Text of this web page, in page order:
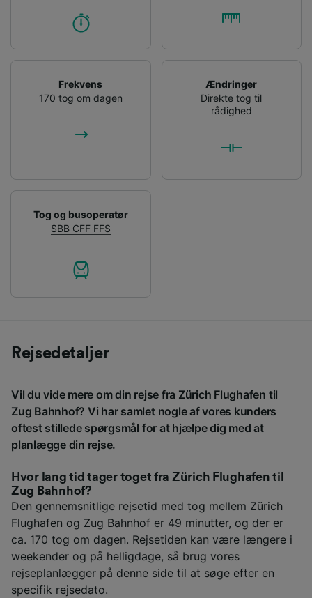
Frekvens
170 tog om dagen
Ændringer
Direkte tog til
rådighed
Tog og busoperatør
SBB CFF FFS
Rejsedetaljer
Vil du vide mere om din rejse fra Zürich Flughafen til
Zug Bahnhof? Vi har samlet nogle af vores kunders
oftest stillede spørgsmål for at hjælpe dig med at
planlægge din rejse.
Hvor lang tid tager toget fra Zürich Flughafen til
Zug Bahnhof?
Den gennemsnitlige rejsetid med tog mellem Zürich
Flughafen og Zug Bahnhof er 49 minutter, og der er
ca. 170 tog om dagen. Rejsetiden kan være længere i
weekender og på helligdage, så brug vores
rejseplanlægger på denne side til at søge efter en
specifik rejsedato.